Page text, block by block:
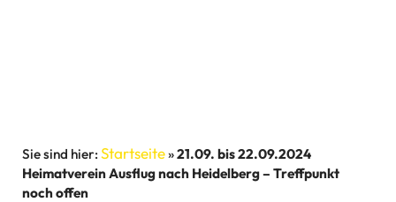
Startseite»21.09. bis 22.09.2024
Heimatverein Ausflug nach Heidelberg – Treffpunkt
noch offen